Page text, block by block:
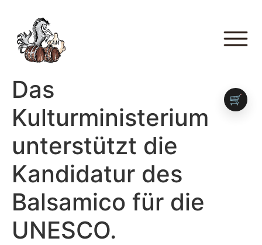
Das
Kulturministerium
unterstützt die
Kandidatur des
Balsamico für die
UNESCO.
🛒